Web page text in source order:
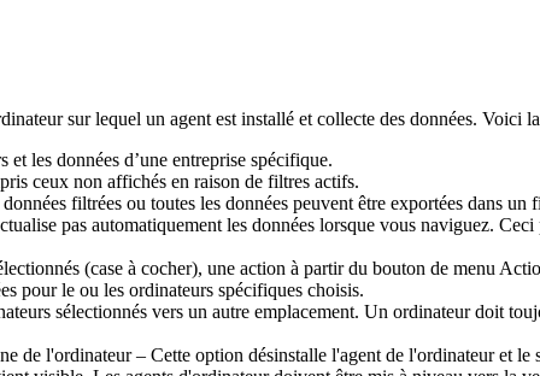
sur lequel un agent est installé et collecte des données. Voici la
et les données d’une entreprise spécifique.
ceux non affichés en raison de filtres actifs.
données filtrées ou toutes les données peuvent être exportées dans un
pas automatiquement les données lorsque vous naviguez. Ceci
lectionnés (case à cocher), une action à partir du bouton de menu
es pour le ou les ordinateurs spécifiques choisis.
sélectionnés vers un autre emplacement. Un ordinateur doit
de l'ordinateur – Cette option désinstalle l'agent de l'ordinateur et le